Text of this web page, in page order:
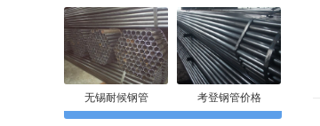
无锡耐候钢管 考登钢管价格